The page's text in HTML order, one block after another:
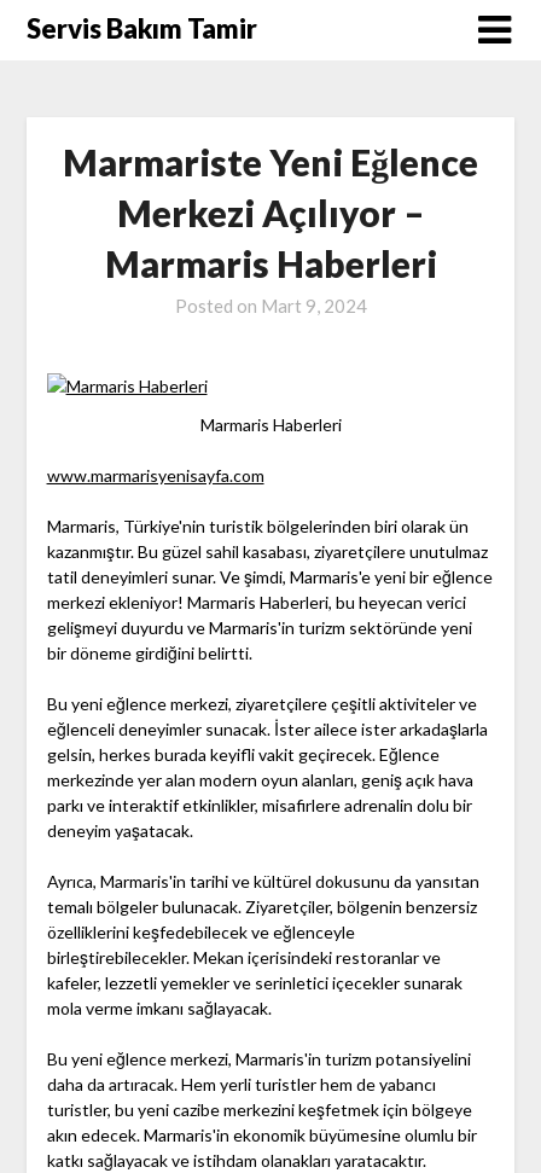
SkipServis Bakım Tamir
Marmariste Yeni Eğlence
Merkezi Açılıyor –
Marmaris Haberleri
Posted on Mart 9, 2024
Marmaris Haberleri
www.marmarisyenisayfa.com
Marmaris, Türkiye'nin turistik bölgelerinden biri olarak ün
kazanmıştır. Bu güzel sahil kasabası, ziyaretçilere unutulmaz
tatil deneyimleri sunar. Ve şimdi, Marmaris'e yeni bir eğlence
merkezi ekleniyor! Marmaris Haberleri, bu heyecan verici
gelişmeyi duyurdu ve Marmaris'in turizm sektöründe yeni
bir döneme girdiğini belirtti.
Bu yeni eğlence merkezi, ziyaretçilere çeşitli aktiviteler ve
eğlenceli deneyimler sunacak. İster ailece ister arkadaşlarla
gelsin, herkes burada keyifli vakit geçirecek. Eğlence
merkezinde yer alan modern oyun alanları, geniş açık hava
parkı ve interaktif etkinlikler, misafirlere adrenalin dolu bir
deneyim yaşatacak.
Ayrıca, Marmaris'in tarihi ve kültürel dokusunu da yansıtan
temalı bölgeler bulunacak. Ziyaretçiler, bölgenin benzersiz
özelliklerini keşfedebilecek ve eğlenceyle
birleştirebilecekler. Mekan içerisindeki restoranlar ve
kafeler, lezzetli yemekler ve serinletici içecekler sunarak
mola verme imkanı sağlayacak.
Bu yeni eğlence merkezi, Marmaris'in turizm potansiyelini
daha da artıracak. Hem yerli turistler hem de yabancı
turistler, bu yeni cazibe merkezini keşfetmek için bölgeye
akın edecek. Marmaris'in ekonomik büyümesine olumlu bir
katkı sağlayacak ve istihdam olanakları yaratacaktır.